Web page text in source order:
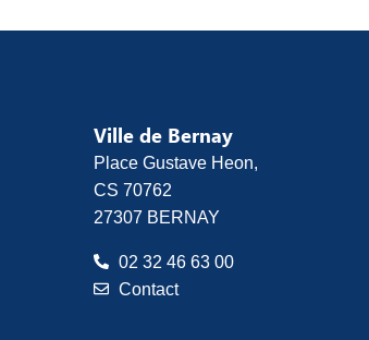
Ville de Bernay
Place Gustave Heon,
CS 70762
27307 BERNAY
02 32 46 63 00
Contact